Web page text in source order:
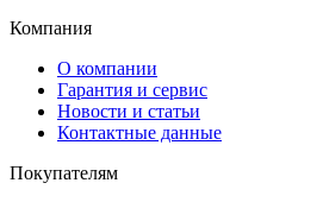
Компания
О компании
Гарантия и сервис
Новости и статьи
Контактные данные
Покупателям